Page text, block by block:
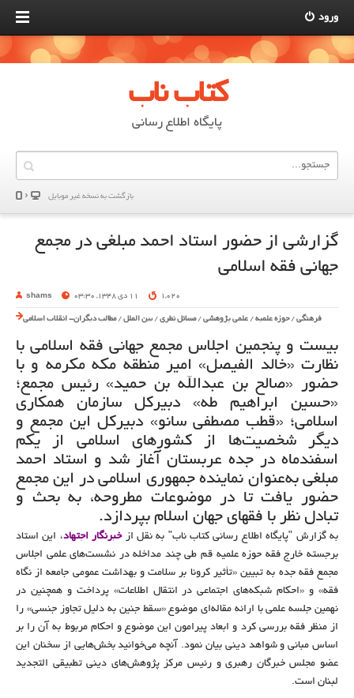
ورود
کتاب ناب
پایگاه اطلاع رسانی
بازگشت به نسخه غير موبایل
گزارشی از حضور استاد احمد مبلغی در مجمع
جهانی فقه اسلامی
shams 11 دی 1348, 03:30 1,020
فرهنگی /حوزه علمیه / علمی پژوهشی /مسائل نظری /بین الملل /مطالب دیگران- انقلاب اسلامی
بیست و پنجمین اجلاس مجمع جهانی فقه اسلامی با
نظارت «خالد الفیصل» امیر منطقه مکه مکرمه و با
حضور «صالح بن عبدالله بن حمید» رئیس مجمع؛
«حسین ابراهیم طه» دبیرکل سازمان همکاری
اسلامی؛ «قطب مصطفی سانو» دبیرکل این مجمع و
دیگر شخصیت‌ها از کشورهای اسلامی از یکم
اسفندماه در جده عربستان آغاز شد و استاد احمد
مبلغی به‌عنوان نماینده جمهوری اسلامی در این مجمع
حضور یافت تا در موضوعات مطروحه، به بحث و
تبادل‌ نظر با فقهای جهان اسلام بپردازد.
به گزارش "پایگاه اطلاع رسانی کتاب ناب" به نقل ازخبرنگار اجتهاد، این استاد
برجسته خارج فقه حوزه علمیه قم طی چند مداخله در نشست‌های علمی اجلاس
مجمع فقه جده به تبیین «تأثیر کرونا بر سلامت و بهداشت عمومی جامعه از نگاه
فقه» و «احکام شبکه‌های اجتماعی در انتقال اطلاعات» پرداخت و همچنین در
نهمین جلسه علمی با ارائه مقاله‌ای موضوع «سقط جنین به دلیل تجاوز جنسی» را
از منظر فقه بررسی کرد و ابعاد پیرامون این موضوع و احکام مربوط به آن را بر
اساس مبانی و شواهد دینی بیان نمود. آنچه می‌خوانید بخش‌هایی از سخنان این
عضو مجلس خبرگان رهبری و رئیس مرکز پژوهش‌های دینی تطبیقی التجدید
لبنان است.